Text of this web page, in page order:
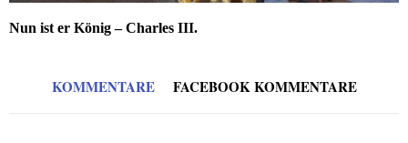
Nun ist er König – Charles III.
KOMMENTARE FACEBOOK KOMMENTARE